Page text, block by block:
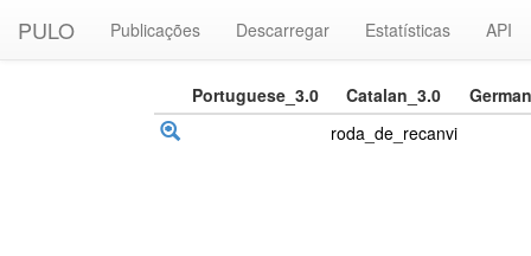
PULO Publicações Descarregar Estatísticas API
Portuguese_3.0 Catalan_3.0
roda_de_recanvi